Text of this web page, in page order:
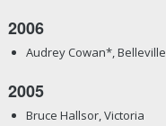
2006
Audrey Cowan*, Belleville
2005
Bruce Hallsor, Victoria